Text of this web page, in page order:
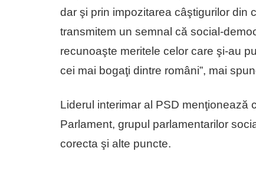
dar şi prin impozitarea câştigurilor din
transmitem un semnal că social-
recunoaşte meritele celor care şi-au
cei mai bogaţi dintre români”, mai
Liderul interimar al PSD menţionează
Parlament, grupul parlamentarilor
corecta şi alte puncte.